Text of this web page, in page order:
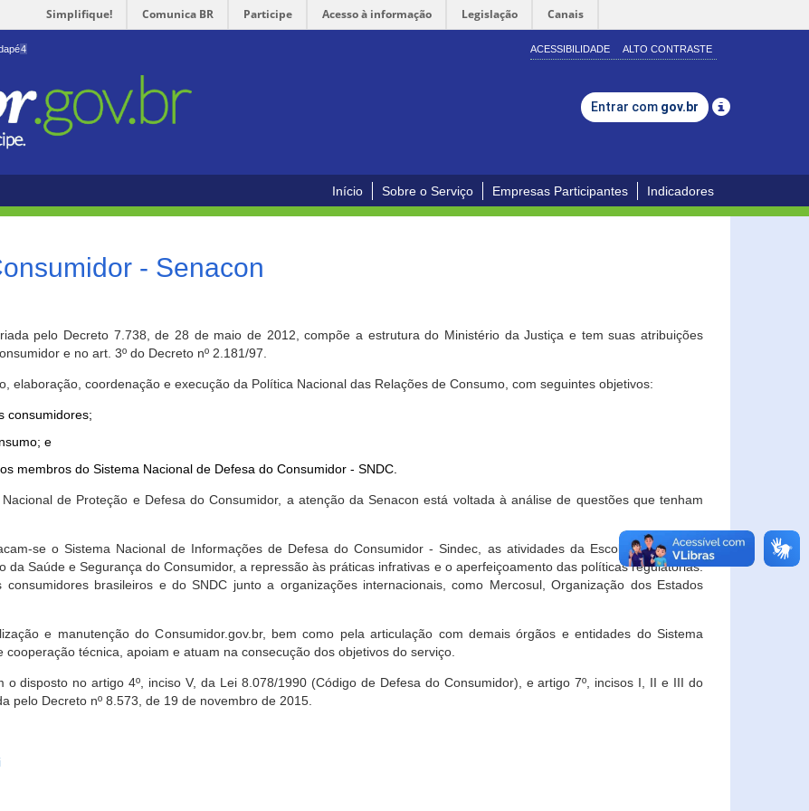
Simplifique! Comunica BR Participe Acesso à informação Legislação Canais
4 ACESSIBILIDADE ALTO CONTRASTE
Entrar com gov.br
Início Sobre o Serviço Empresas Participantes Indicadores
- Senacon
pelo Decreto 7.738, de 28 de maio de 2012, compõe a estrutura do Ministério da Justiça e tem suas atribuições
e no art. 3º do Decreto nº 2.181/97.
elaboração, coordenação e execução da Política Nacional das Relações de Consumo, com seguintes objetivos:
consumidores;
e
membros do Sistema Nacional de Defesa do Consumidor - SNDC.
de Proteção e Defesa do Consumidor, a atenção da Senacon está voltada à análise de questões que tenham
se o Sistema Nacional de Informações de Defesa do Consumidor - Sindec, as atividades da Escola Nacional de
da Saúde e Segurança do Consumidor, a repressão às práticas infrativas e o aperfeiçoamento das políticas regulatórias.
brasileiros e do SNDC junto a organizações internacionais, como Mercosul, Organização dos Estados
e manutenção do Consumidor.gov.br, bem como pela articulação com demais órgãos e entidades do Sistema
técnica, apoiam e atuam na consecução dos objetivos do serviço.
o disposto no artigo 4º, inciso V, da Lei 8.078/1990 (Código de Defesa do Consumidor), e artigo 7º, incisos I, II e III do
pelo Decreto nº 8.573, de 19 de novembro de 2015.